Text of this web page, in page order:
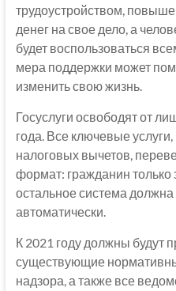
трудоустройством,
денег на свое дело, а
будет воспользоваться
мера поддержки может
изменить свою жизнь.
Госуслуги освободят от
года. Все ключевые
налоговых вычетов,
формат: гражданин только
остальное система должна
автоматически.
К 2021 году должны будут
существующие
надзора, а также все